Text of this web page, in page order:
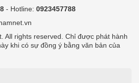
- Hotline: 0923457788
All rights reserved. Chỉ được phát hành
khi có sự đồng ý bằng văn bản của